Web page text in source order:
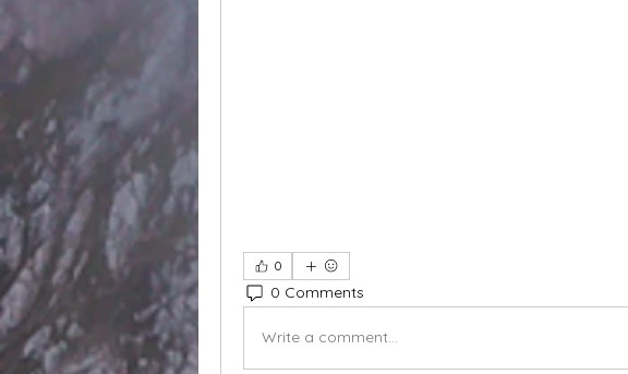
0
0 Comments
Write a comment...